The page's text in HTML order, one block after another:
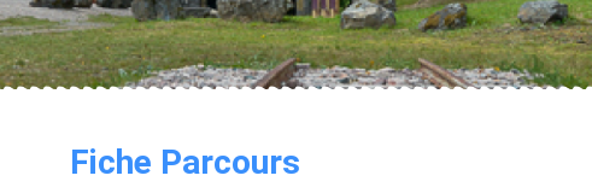
Fiche Parcours